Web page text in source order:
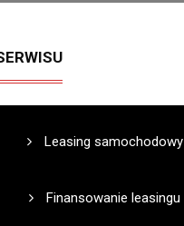
Leasing samochodowy
Finansowanie leasingu